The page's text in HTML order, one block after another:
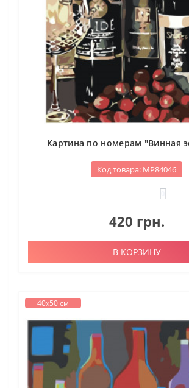
Картина по номерам "Винная
Код товара: МР84046
420 грн.
В КОРЗИНУ
40х50 см